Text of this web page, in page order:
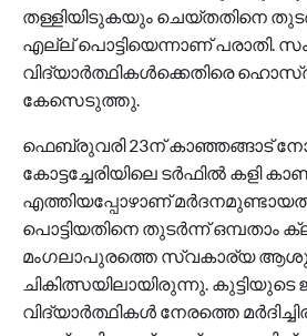
തള്ളിയിടുകയും ചെയ്തതിനെ
എല്ല് പൊട്ടിയെന്നാണ് പരാതി.
വിദ്യാർത്ഥികൾക്കെതിരെ
കേസെടുത്തു.
ഫെബ്രുവരി 23ന് കാഞ്ഞങ്ങാട്
കോട്ടച്ചേരിയിലെ ടർഫിൽ കളി
എത്തിയപ്പോഴാണ്
പൊട്ടിയതിനെ തുടർന്ന്
മംഗലാപുരത്തെ സ്വകാര്യ
ചികിത്സയിലായിരുന്നു. കുട്ടിയുടെ
വിദ്യാർത്ഥികൾ നേരത്തെ